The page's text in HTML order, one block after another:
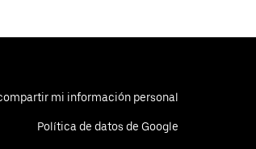
mi información personal
Política de datos de Google